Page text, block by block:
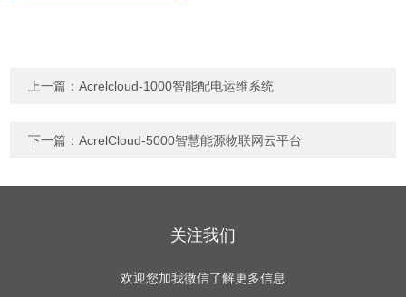
上一篇：Acrelcloud-1000智能配电运维系统
下一篇：AcrelCloud-5000智慧能源物联网云平台
关注我们
欢迎您加我微信了解更多信息